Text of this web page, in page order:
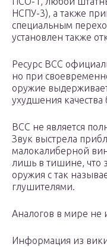
НСПУ-3), а также
специальным
установлен также
Ресурс ВСС
но при
оружие
ухудшения качества
ВСС не является
Звук выстрела
малокалиберной
лишь в тишине, что
оружия с так
глушителями.
Аналогов в мире не
Информация из